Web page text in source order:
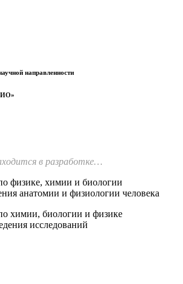
направленности
в разработке…
физике, химии и биологии
анатомии и физиологии человека
химии, биологии и физике
исследований